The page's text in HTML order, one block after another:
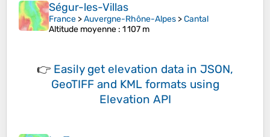
Ségur-les-Villas
France >Auvergne-Rhône-Alpes >Cantal
Altitude moyenne : 1 107 m
👉 Easily get elevation data in JSON,
GeoTIFF and KML formats using
Elevation API